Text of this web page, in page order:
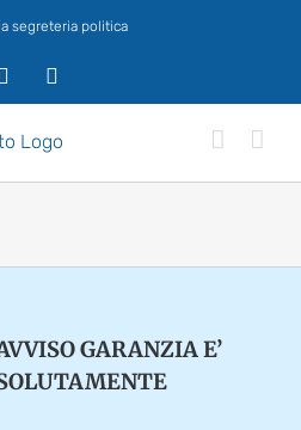
segreteria politica
GARANZIA E’